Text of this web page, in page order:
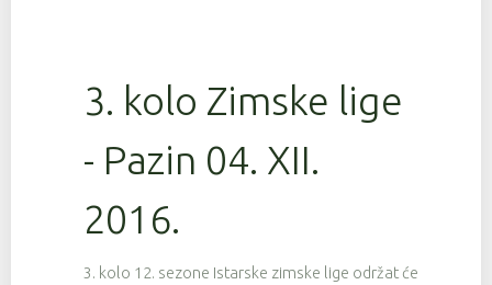
3. kolo Zimske lige
- Pazin 04. XII.
2016.
3. kolo 12. sezone Istarske zimske lige održat će